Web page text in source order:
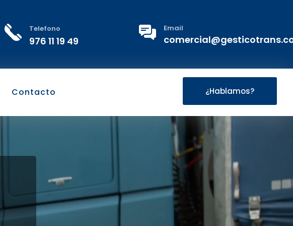
Telefono
976 11 19 49
Email
Contacto ¿Hablamos?